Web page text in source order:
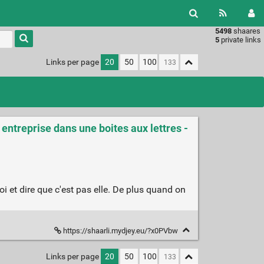
5498 shaares
5 private links
Type 1 or
more
characters
results.
Links per page 20 50 100
dans une boites aux lettres -
et dire que c'est pas elle. De plus quand on
https://shaarli.mydjey.eu/?x0PVbw
Links per page 20 50 100